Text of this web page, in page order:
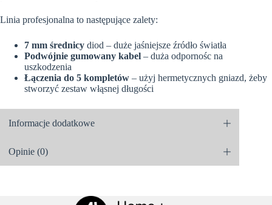
Linia profesjonalna to następujące zalety:
7 mm średnicy diod – duże jaśniejsze źródło światła
Podwójnie gumowany kabel – duża odpornośc na
uszkodzenia
Łączenia do 5 kompletów – użyj hermetycznych gniazd, żeby
stworzyć zestaw włąsnej długości
Informacje dodatkowe
Opinie (0)